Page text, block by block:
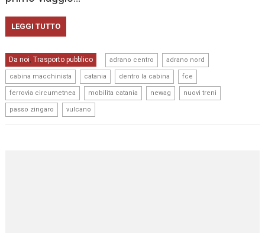
LEGGI TUTTO
Da noi, Trasporto pubblico adrano centro adrano nord
cabina macchinista catania dentro la cabina fce
ferrovia circumetnea mobilita catania newag nuovi treni
passo zingaro vulcano